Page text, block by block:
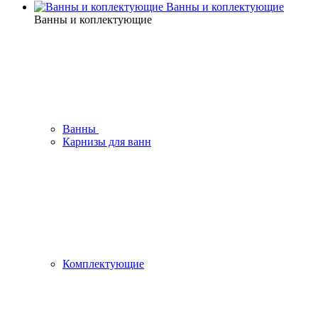
Ванны и коплектующие
Ванны и коплектующие
Ванны
Карнизы для ванн
Комплектующие